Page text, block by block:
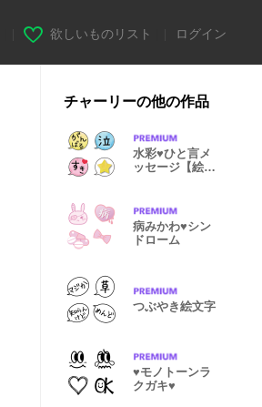
欲しいものリスト ログイン
チャーリーの他の作品
水彩♥ひと言メ
ッセージ【絵文
病みかわ♥シン
ドローム
つぶやき絵文字
♥モノトーンラ
クガキ♥